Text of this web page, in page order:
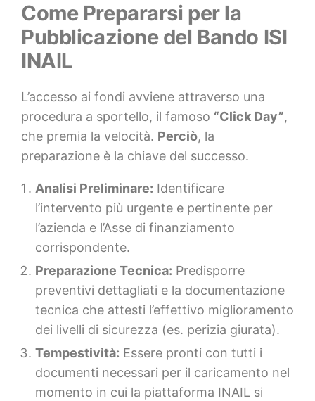
Come Prepararsi per la
Pubblicazione del Bando ISI
INAIL
L’accesso ai fondi avviene attraverso una
procedura a sportello, il famoso “Click Day”,
che premia la velocità. Perciò, la
preparazione è la chiave del successo.
Analisi Preliminare: Identificare
l’intervento più urgente e pertinente per
l’azienda e l’Asse di finanziamento
corrispondente.
Preparazione Tecnica: Predisporre
preventivi dettagliati e la documentazione
tecnica che attesti l’effettivo miglioramento
dei livelli di sicurezza (es. perizia giurata).
Tempestività: Essere pronti con tutti i
documenti necessari per il caricamento nel
momento in cui la piattaforma INAIL si